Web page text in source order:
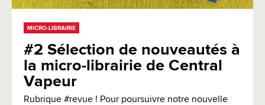
MICRO-LIBRAIRIE
#2 Sélection de nouveautés à
la micro-librairie de Central
Vapeur
Rubrique #revue ! Pour poursuivre notre nouvelle